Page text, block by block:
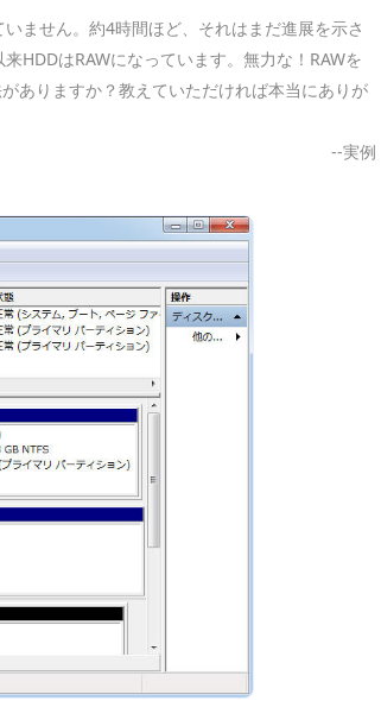
ません。約4時間ほど、それはまだ進展を示さ
HDDはRAWになっています。無力な！RAWを
ありますか？教えていただければ本当にありが
--実例